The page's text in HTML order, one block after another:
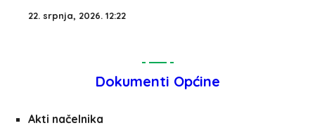
22. srpnja, 2026. 12:22
Dokumenti Općine
Akti načelnika